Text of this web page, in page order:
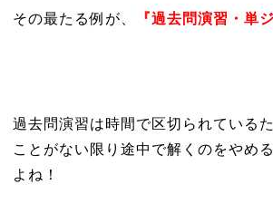
その最たる例が、 『過去問演習・単
過去問演習は時間で区切られている
ことがない限り途中で解くのをやめ
よね！